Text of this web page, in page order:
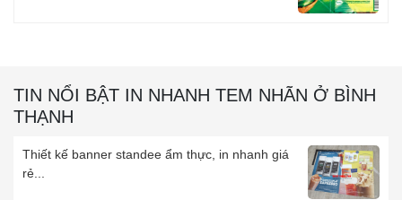
TIN NỔI BẬT IN NHANH TEM NHÃN Ở BÌNH
THẠNH
Thiết kế banner standee ẩm thực, in nhanh giá
rẻ...